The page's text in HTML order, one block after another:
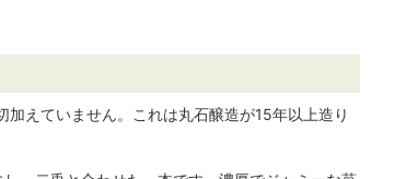
えていません。これは丸石醸造が15年以上造り